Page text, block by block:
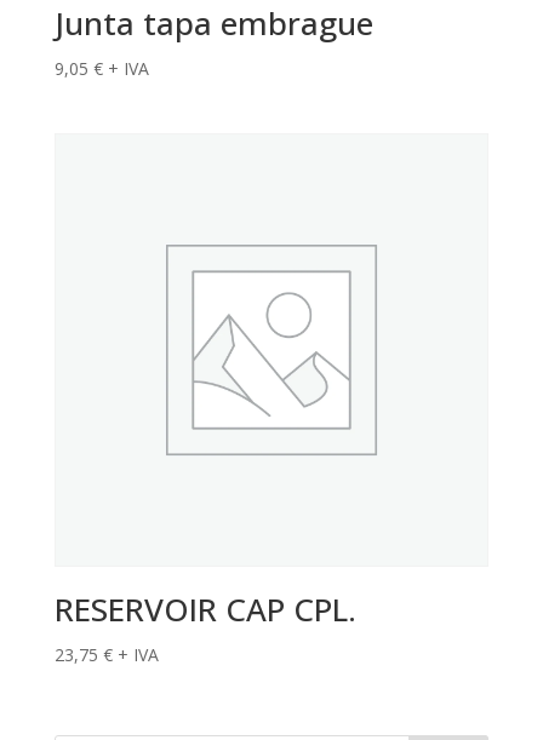
Junta tapa embrague
9,05 € + IVA
RESERVOIR CAP CPL.
23,75 € + IVA